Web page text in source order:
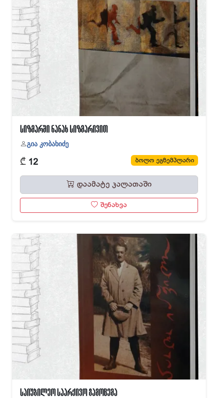
სიზმარში ნანახ სიზმარივით
გია კობახიძე
₾ 12 ბოლო ეგზემპლარი
დაამატე კალათაში
შენახვა
საიუბილეო საარქივო გამოცემა